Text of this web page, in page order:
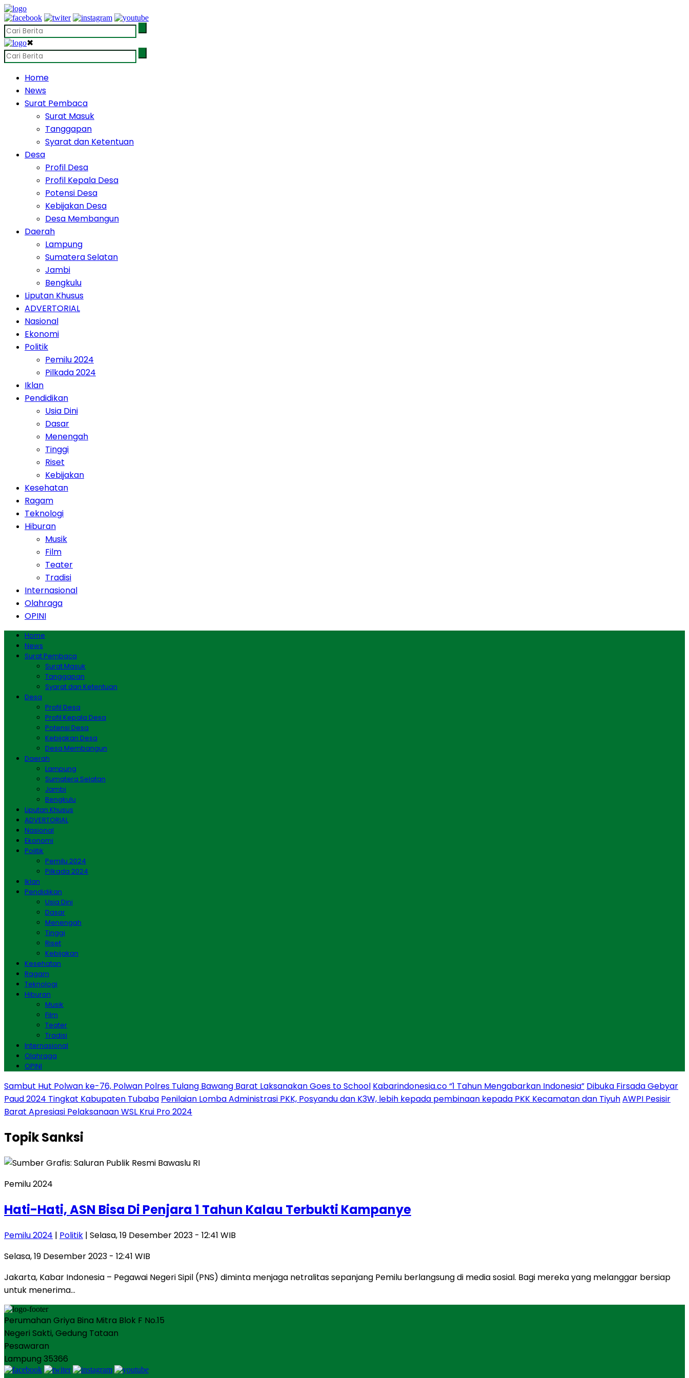
✖
Home
News
Surat Pembaca
Surat Masuk
Tanggapan
Syarat dan Ketentuan
Desa
Profil Desa
Profil Kepala Desa
Potensi Desa
Kebijakan Desa
Desa Membangun
Daerah
Lampung
Sumatera Selatan
Jambi
Bengkulu
Liputan Khusus
ADVERTORIAL
Nasional
Ekonomi
Politik
Pemilu 2024
Pilkada 2024
Iklan
Pendidikan
Usia Dini
Dasar
Menengah
Tinggi
Riset
Kebijakan
Kesehatan
Ragam
Teknologi
Hiburan
Musik
Film
Teater
Tradisi
Internasional
Olahraga
OPINI
Home
News
Surat Pembaca
Surat Masuk
Tanggapan
Syarat dan Ketentuan
Desa
Profil Desa
Profil Kepala Desa
Potensi Desa
Kebijakan Desa
Desa Membangun
Daerah
Lampung
Sumatera Selatan
Jambi
Bengkulu
Liputan Khusus
ADVERTORIAL
Nasional
Ekonomi
Politik
Pemilu 2024
Pilkada 2024
Iklan
Pendidikan
Usia Dini
Dasar
Menengah
Tinggi
Riset
Kebijakan
Kesehatan
Ragam
Teknologi
Hiburan
Musik
Film
Teater
Tradisi
Internasional
Olahraga
OPINI
Sambut Hut Polwan ke-76, Polwan Polres Tulang Bawang Barat Laksanakan Goes to School Kabarindonesia.co “1 Tahun Mengabarkan Indonesia” Dibuka Firsada Gebyar
Paud 2024 Tingkat Kabupaten Tubaba Penilaian Lomba Administrasi PKK, Posyandu dan K3W, lebih kepada pembinaan kepada PKK Kecamatan dan TiyuhAWPI Pesisir
Barat Apresiasi Pelaksanaan WSL Krui Pro 2024
TopikSanksi
Pemilu 2024
Hati-Hati, ASN Bisa Di Penjara 1 Tahun Kalau Terbukti Kampanye
Pemilu 2024 | Politik | Selasa, 19 Desember 2023 - 12:41 WIB
Selasa, 19 Desember 2023 - 12:41 WIB
Jakarta, Kabar Indonesia – Pegawai Negeri Sipil (PNS) diminta menjaga netralitas sepanjang Pemilu berlangsung di media sosial. Bagi mereka yang melanggar bersiap
untuk menerima…
Perumahan Griya Bina Mitra Blok F No.15
Negeri Sakti, Gedung Tataan
Pesawaran
Lampung 35366